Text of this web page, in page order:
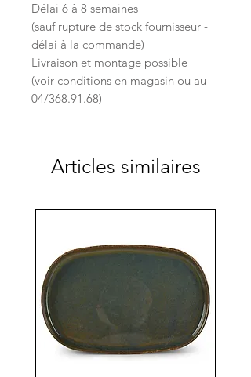
Délai 6 à 8 semaines
(sauf rupture de stock fournisseur -
délai à la commande)
Livraison et montage possible
(voir conditions en magasin ou au
04/368.91.68)
Articles similaires